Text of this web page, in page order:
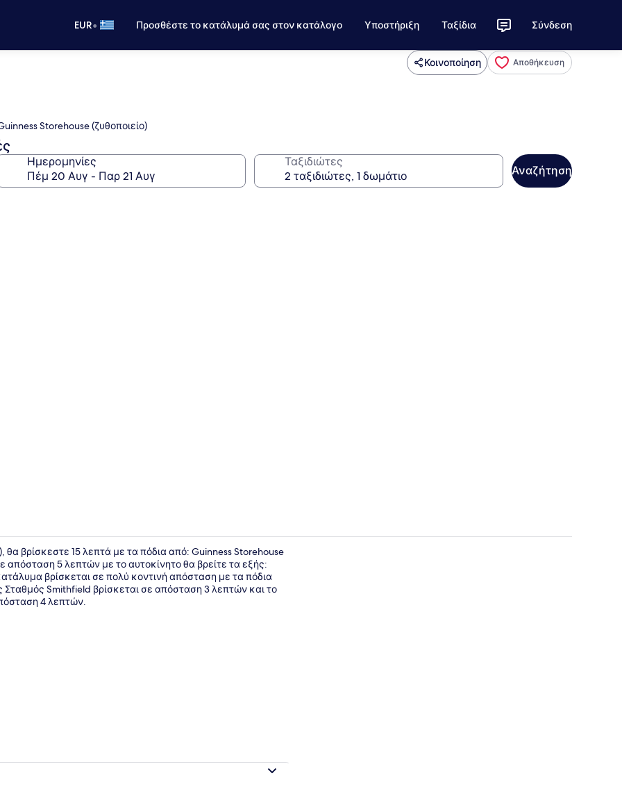
EUR• Προσθέστε το κατάλυμά σας στον κατάλογο Υποστήριξη Ταξίδια Σύνδεση
Κοινοποίηση Αποθήκευση
Storehouse (ζυθοποιείο)
Ημερομηνίες Ταξιδιώτες
Αναζήτηση
Πετσέτες
βρίσκεστε 15 λεπτά με τα πόδια από: Guinness Storehouse
απόσταση 5 λεπτών με το αυτοκίνητο θα βρείτε τα εξής:
βρίσκεται σε πολύ κοντινή απόσταση με τα πόδια
Smithfield βρίσκεται σε απόσταση 3 λεπτών και το
4 λεπτών.